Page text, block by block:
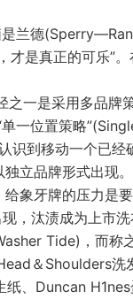
兰德
才是真正的可乐”
之一是采用多品
单一位置策略
识到移动一个已
立品牌形式出现
象牙牌的压力是
，汰渍成为上市
Tide)，而
＆Shoulders洗
、Duncan